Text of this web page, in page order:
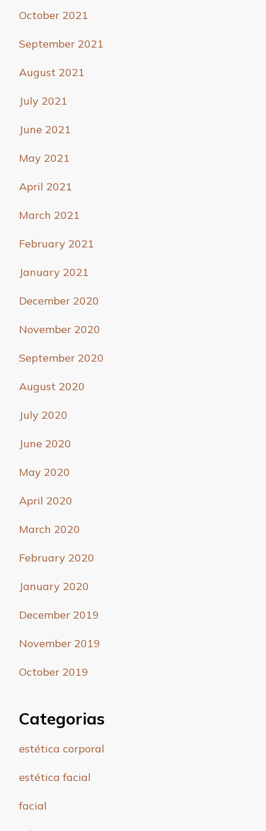
October 2021
September 2021
August 2021
July 2021
June 2021
May 2021
April 2021
March 2021
February 2021
January 2021
December 2020
November 2020
September 2020
August 2020
July 2020
June 2020
May 2020
April 2020
March 2020
February 2020
January 2020
December 2019
November 2019
October 2019
Categorias
estética corporal
estética facial
facial